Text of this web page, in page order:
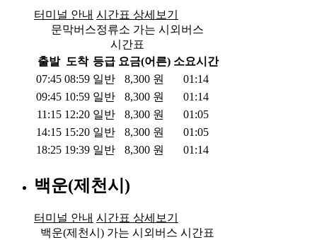
터미널 안내 시간표 상세보기
문막버스정류소 가는 시외버스
시간표
출발 도착 등급 요금(어른) 소요시간
07:45 08:59 일반 8,300 원
01:14
09:45 10:59 일반 8,300 원
01:14
11:15 12:20 일반 8,300 원
01:05
14:15 15:20 일반 8,300 원
01:05
18:25 19:39 일반 8,300 원 01:14
백운(제천시)
터미널 안내 시간표 상세보기
백운(제천시) 가는 시외버스 시간표